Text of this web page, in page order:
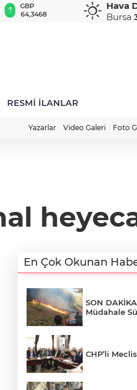
GBP
64,3468
CHF
59,0083
Hava
Bursa
RESMİ İLANLAR
Yazarlar Video Galeri Foto
En Çok Okunan
SON
Müdahale
CHP’li